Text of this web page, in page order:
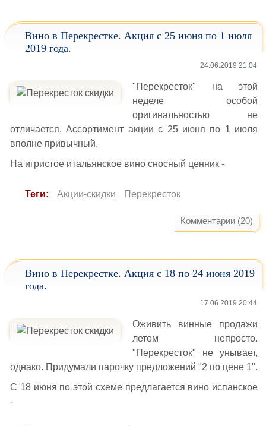
Вино в Перекрестке. Акция с 25 июня по 1 июля
2019 года.
24.06.2019 21:04
"Перекресток" на этой
неделе особой
оригинальностью не
отличается. Ассортимент акции с 25 июня по 1 июля
вполне привычный.
На игристое итальянское вино сносный ценник -
Теги: Акции-скидки Перекресток
Комментарии (20)
Вино в Перекрестке. Акция с 18 по 24 июня 2019
года.
17.06.2019 20:44
Оживить винные продажи
летом непросто.
"Перекресток" не унывает,
однако. Придумали парочку предложений "2 по цене 1".
С 18 июня по этой схеме предлагается вино испанское
-